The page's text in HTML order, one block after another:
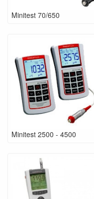
Minitest 70/650
Minitest 2500 - 4500